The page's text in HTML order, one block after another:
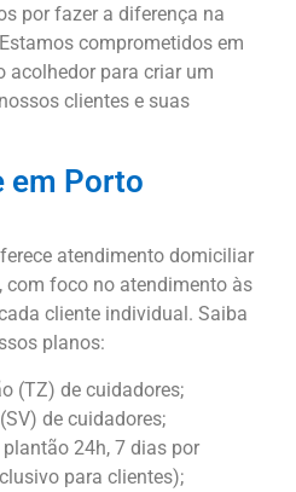
por fazer a diferença na
comprometidos em
acolhedor para criar um
clientes e suas
em Porto
atendimento domiciliar
com foco no atendimento às
cliente individual. Saiba
planos:
(TZ) de cuidadores;
de cuidadores;
24h, 7 dias por
para clientes);